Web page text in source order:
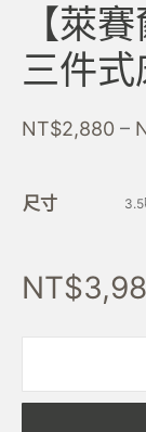
【萊
三件
NT$2,880 –
尺寸 3.5
NT$